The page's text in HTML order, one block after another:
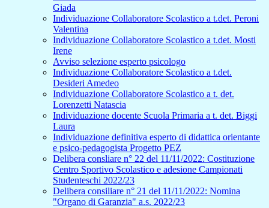
Giada
Individuazione Collaboratore Scolastico a t.det. Peroni
Valentina
Individuazione Collaboratore Scolastico a t.det. Mosti
Irene
Avviso selezione esperto psicologo
Individuazione Collaboratore Scolastico a t.det.
Desideri Amedeo
Individuazione Collaboratore Scolastico a t. det.
Lorenzetti Natascia
Individuazione docente Scuola Primaria a t. det. Biggi
Laura
Individuazione definitiva esperto di didattica orientante
e psico-pedagogista Progetto PEZ
Delibera consliare n° 22 del 11/11/2022: Costituzione
Centro Sportivo Scolastico e adesione Campionati
Studenteschi 2022/23
Delibera consiliare n° 21 del 11/11/2022: Nomina
"Organo di Garanzia" a.s. 2022/23